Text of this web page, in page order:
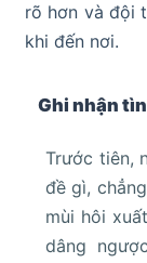
rõ hơn và đội
khi đến nơi.
Ghi nhận
Trước tiên,
đề gì,
mùi hôi
dâng